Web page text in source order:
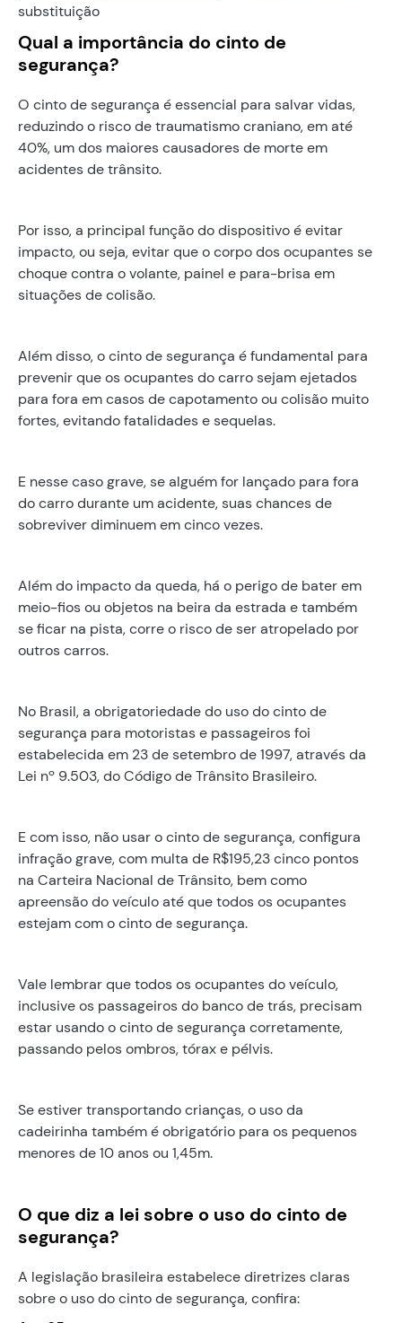
substituição
Qual a importância do cinto de
segurança?
O cinto de segurança é essencial para salvar vidas,
reduzindo o risco de traumatismo craniano, em até
40%, um dos maiores causadores de morte em
acidentes de trânsito.
Por isso, a principal função do dispositivo é evitar
impacto, ou seja, evitar que o corpo dos ocupantes se
choque contra o volante, painel e para-brisa em
situações de colisão.
Além disso, o cinto de segurança é fundamental para
prevenir que os ocupantes do carro sejam ejetados
para fora em casos de capotamento ou colisão muito
fortes, evitando fatalidades e sequelas.
E nesse caso grave, se alguém for lançado para fora
do carro durante um acidente, suas chances de
sobreviver diminuem em cinco vezes.
Além do impacto da queda, há o perigo de bater em
meio-fios ou objetos na beira da estrada e também
se ficar na pista, corre o risco de ser atropelado por
outros carros.
No Brasil, a obrigatoriedade do uso do cinto de
segurança para motoristas e passageiros foi
estabelecida em 23 de setembro de 1997, através da
Lei nº 9.503, do Código de Trânsito Brasileiro.
E com isso, não usar o cinto de segurança, configura
infração grave, com multa de R$195,23 cinco pontos
na Carteira Nacional de Trânsito, bem como
apreensão do veículo até que todos os ocupantes
estejam com o cinto de segurança.
Vale lembrar que todos os ocupantes do veículo,
inclusive os passageiros do banco de trás, precisam
estar usando o cinto de segurança corretamente,
passando pelos ombros, tórax e pélvis.
Se estiver transportando crianças, o uso da
cadeirinha também é obrigatório para os pequenos
menores de 10 anos ou 1,45m.
O que diz a lei sobre o uso do cinto de
segurança?
A legislação brasileira estabelece diretrizes claras
sobre o uso do cinto de segurança, confira: